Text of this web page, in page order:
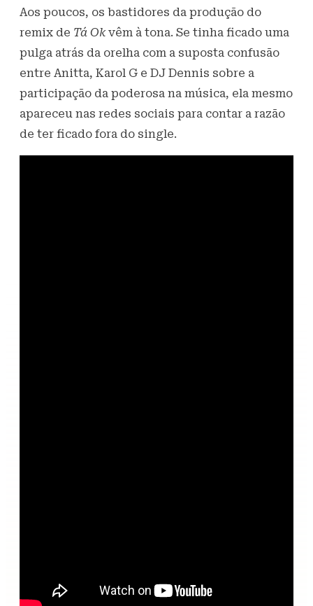
Aos poucos, os bastidores da produção do
remix de Tá Okvêm à tona. Se tinha ficado uma
pulga atrás da orelha com a suposta confusão
entre Anitta, Karol G e DJ Dennis sobre a
participação da poderosa na música, ela mesmo
apareceu nas redes sociais para contar a razão
de ter ficado fora do single.